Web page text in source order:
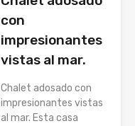
con
impresionantes
vistas al mar.
Chalet adosado con
impresionantes vistas
al mar. Esta casa